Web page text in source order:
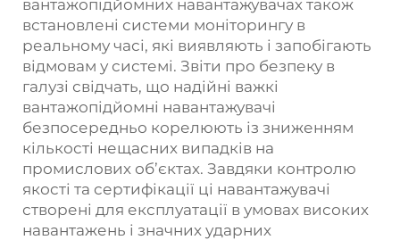
вантажопідйомних навантажувачах також
встановлені системи моніторингу в
реальному часі, які виявляють і запобігають
відмовам у системі. Звіти про безпеку в
галузі свідчать, що надійні важкі
вантажопідйомні навантажувачі
безпосередньо корелюють із зниженням
кількості нещасних випадків на
промислових об’єктах. Завдяки контролю
якості та сертифікації ці навантажувачі
створені для експлуатації в умовах високих
навантажень і значних ударних